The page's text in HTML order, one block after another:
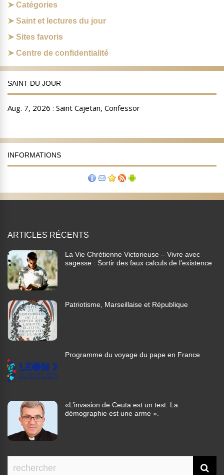
Catégories
Saint et lectures du jour
Sites favoris
Centre de confidentialité
SAINT DU JOUR
INFORMATIONS
ARTICLES RÉCENTS
La Vie Chrétienne Victorieuse – Vivre avec
sagesse : Sortir des faux calculs de l’existence
Patriotisme, Marseillaise et République
Programme du voyage du pape en France
«L’invasion de Ceuta est un test. La
démographie est une arme ».